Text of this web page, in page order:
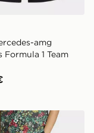
amg
Formula 1 Team
Germania
Originals adidas